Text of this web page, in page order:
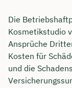
Die
Kosmetikstudio
Ansprüche
Kosten für
und die